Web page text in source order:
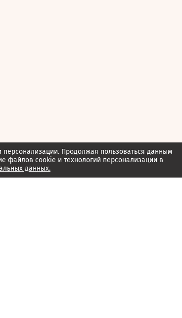
Продолжая пользоваться данным
файлов cookie и технологий персонализации в
данных.